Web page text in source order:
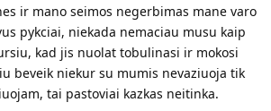
ir mano seimos negerbimas mane varo
pykciai, niekada nemaciau musu kaip
kad jis nuolat tobulinasi ir mokosi
beveik niekur su mumis nevaziuoja tik
tai pastoviai kazkas neitinka.